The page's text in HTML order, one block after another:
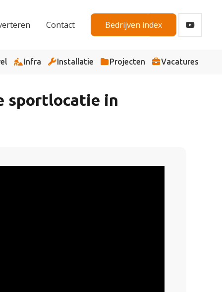
Contact Bedrijven index
Infra Installatie Projecten Vacatures
sportlocatie in